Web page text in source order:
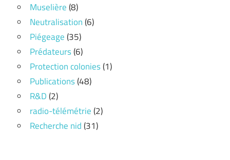
Muselière(8)
Neutralisation(6)
Piégeage(35)
Prédateurs(6)
Protection colonies(1)
Publications(48)
R&D(2)
radio-télémétrie(2)
Recherche nid(31)